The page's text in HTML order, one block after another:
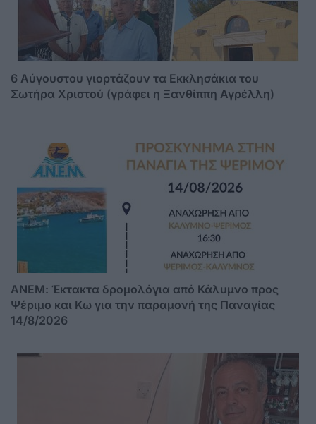
6 Αύγουστου γιορτάζουν τα Εκκλησάκια του
Σωτήρα Χριστού (γράφει η Ξανθίππη Αγρέλλη)
ΑΝΕΜ: Έκτακτα δρομολόγια από Κάλυμνο προς
Ψέριμο και Κω για την παραμονή της Παναγίας
14/8/2026